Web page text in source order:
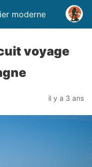
moderne
voyage
il y a 3 ans